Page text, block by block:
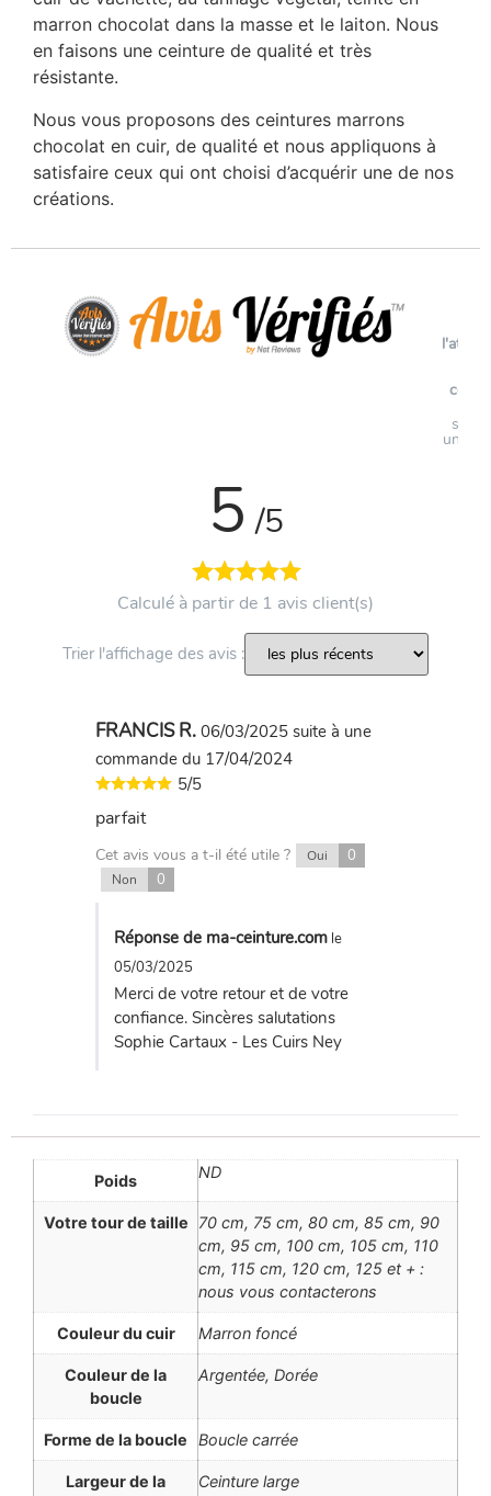
marron chocolat dans la masse et le laiton. Nous
en faisons une ceinture de qualité et très
résistante.
Nous vous proposons des ceintures marrons
chocolat en cuir, de qualité et nous appliquons à
satisfaire ceux qui ont choisi d’acquérir une de nos
créations.
un
5 /5
Calculé à partir de 1 avis client(s)
Trier l'affichage des avis :
FRANCIS R. 06/03/2025 suite à une
commande du 17/04/2024
5/5
parfait
Cet avis vous a t-il été utile ? Oui 0
Non 0
Réponse de ma-ceinture.comle
05/03/2025
Merci de votre retour et de votre
confiance. Sincères salutations
Sophie Cartaux - Les Cuirs Ney
Poids ND
Votre tour de taille
70 cm, 75 cm, 80 cm, 85 cm, 90
cm, 95 cm, 100 cm, 105 cm, 110
cm, 115 cm, 120 cm, 125 et + :
nous vous contacterons
Couleur du cuir Marron foncé
Couleur de la
boucle
Argentée, Dorée
Forme de la boucle Boucle carrée
Largeur de la
Ceinture large